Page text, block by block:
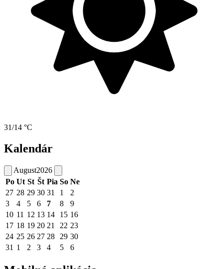
31/14 °C
Kalendár
August2026
Po Ut St Št Pia So Ne
27 28 29 30 31 1
2
3
4 5 6 7 8
9
10 11 12 13 14 15 16
17 18 19 20 21 22 23
24 25 26 27 28 29 30
31 1 2 3 4 5 6